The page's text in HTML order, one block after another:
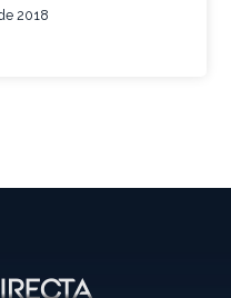
2018